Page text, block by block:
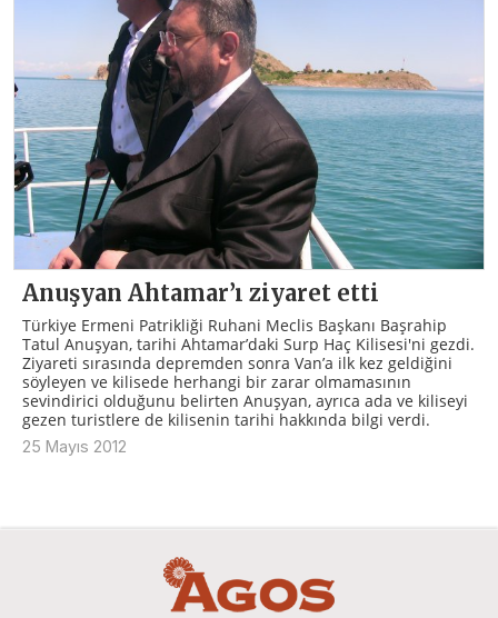
Anuşyan Ahtamar’ı ziyaret etti
Türkiye Ermeni Patrikliği Ruhani Meclis Başkanı Başrahip
Tatul Anuşyan, tarihi Ahtamar’daki Surp Haç Kilisesi'ni gezdi.
Ziyareti sırasında depremden sonra Van’a ilk kez geldiğini
söyleyen ve kilisede herhangi bir zarar olmamasının
sevindirici olduğunu belirten Anuşyan, ayrıca ada ve kiliseyi
gezen turistlere de kilisenin tarihi hakkında bilgi verdi.
25 Mayıs 2012